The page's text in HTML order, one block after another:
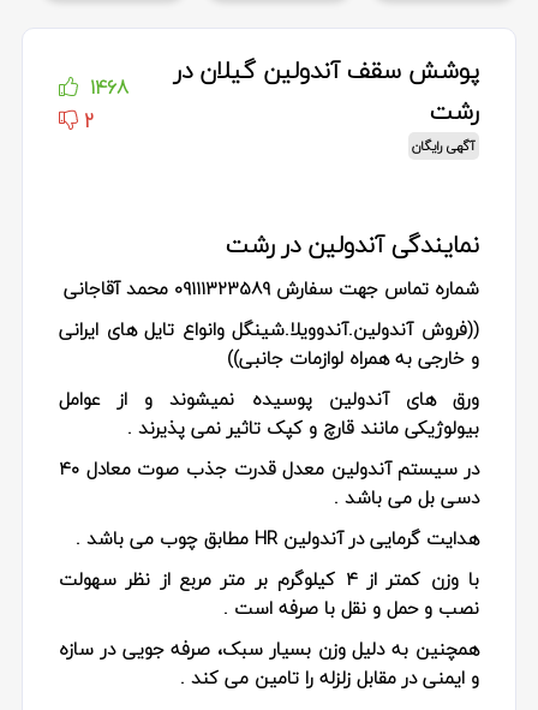
پوشش سقف آندولین گیلان در
رشت
آگهی رایگان
1468
2
نمایندگی آندولین در رشت
شماره تماس جهت سفارش 09111323589 محمد آقاجانی
((فروش آندولین.آندوویلا.شینگل وانواع تایل های ایرانی
و خارجی به همراه لوازمات جانبی))
ورق های آندولین پوسیده نمیشوند و از عوامل
بیولوژیکی مانند قارچ و کپک تاثیر نمی پذیرند .
در سیستم آندولین معدل قدرت جذب صوت معادل ۴۰
دسی بل می باشد .
هدایت گرمایی در آندولین HR مطابق چوب می باشد .
با وزن کمتر از ۴ کیلوگرم بر متر مربع از نظر سهولت
نصب و حمل و نقل با صرفه است .
همچنین به دلیل وزن بسیار سبک، صرفه جویی در سازه
و ایمنی در مقابل زلزله را تامین می کند .